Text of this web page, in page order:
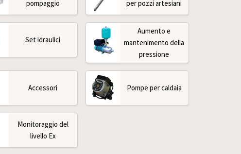
pompaggio
per pozzi artesiani
Set idraulici
Aumento e
mantenimento della
pressione
Accessori Pompe per caldaia
Monitoraggio del
livello Ex